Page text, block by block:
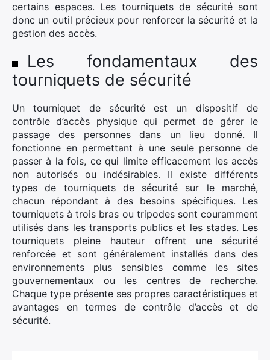
certains espaces. Les tourniquets de sécurité sont
donc un outil précieux pour renforcer la sécurité et la
gestion des accès.
Les fondamentaux des
tourniquets de sécurité
Un tourniquet de sécurité est un dispositif de
contrôle d’accès physique qui permet de gérer le
passage des personnes dans un lieu donné. Il
fonctionne en permettant à une seule personne de
passer à la fois, ce qui limite efficacement les accès
non autorisés ou indésirables. Il existe différents
types de tourniquets de sécurité sur le marché,
chacun répondant à des besoins spécifiques. Les
tourniquets à trois bras ou tripodes sont couramment
utilisés dans les transports publics et les stades. Les
tourniquets pleine hauteur offrent une sécurité
renforcée et sont généralement installés dans des
environnements plus sensibles comme les sites
gouvernementaux ou les centres de recherche.
Chaque type présente ses propres caractéristiques et
avantages en termes de contrôle d’accès et de
sécurité.